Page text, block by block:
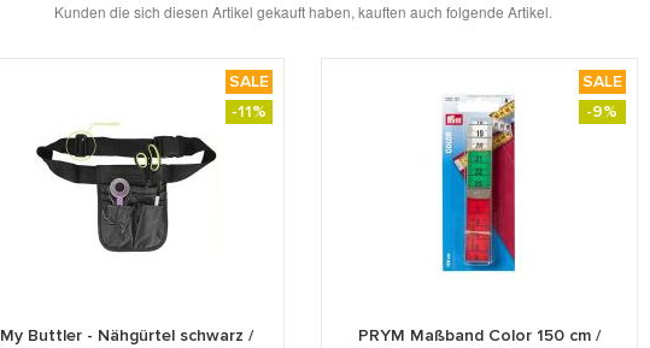
Kunden die sich diesen Artikel gekauft haben, kauften auch folgende Artikel.
SALE
-11%
My Buttler - Nähgürtel schwarz /
SALE
-9%
PRYM Maßband Color 150 cm /